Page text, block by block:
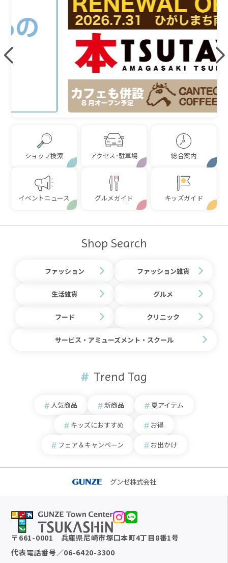
ショップ検索 アクセス･駐車場 総合案内
イベントニュース グルメガイド キッズガイド
Shop Search
ファッション ファッション雑貨
生活雑貨 グルメ
フード クリニック
サービス・アミューズメント・スクール
Trend Tag
人気商品 新商品 夏アイテム
キッズにおすすめ お得
フェア＆キャンペーン お出かけ
グンゼ株式会社
〒 661-0001
兵庫県尼崎市塚口本町4丁目8番1号
代表電話番号／06-6420-3300